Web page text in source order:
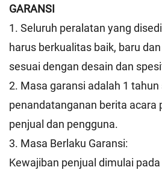
GARANSI
1. Seluruh peralatan yang
harus berkualitas baik, baru
sesuai dengan desain dan
2. Masa garansi adalah 1 tahun
penandatanganan berita acara
penjual dan pengguna.
3. Masa Berlaku Garansi:
Kewajiban penjual dimulai